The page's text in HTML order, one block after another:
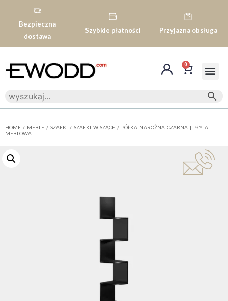
Bezpieczna
dostawa
Szybkie płatności Przyjazna obsługa
0
HOME / MEBLE / SZAFKI / SZAFKI WISZĄCE / PÓŁKA NAROŻNA CZARNA | PŁYTA
MEBLOWA